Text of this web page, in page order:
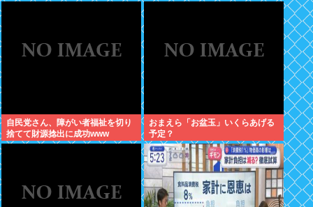
自民党さん、障がい者福祉を切り
捨てて財源捻出に成功www
おまえら「お盆玉」いくらあげる
予定？